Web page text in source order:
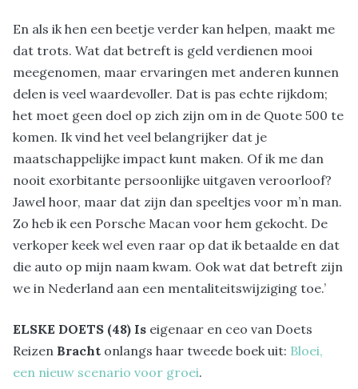
En als ik hen een beetje verder kan helpen, maakt me
dat trots. Wat dat betreft is geld verdienen mooi
meegenomen, maar ervaringen met anderen kunnen
delen is veel waardevoller. Dat is pas echte rijkdom;
het moet geen doel op zich zijn om in de Quote 500 te
komen. Ik vind het veel belangrijker dat je
maatschappelijke impact kunt maken. Of ik me dan
nooit exorbitante persoonlijke uitgaven veroorloof?
Jawel hoor, maar dat zijn dan speeltjes voor m’n man.
Zo heb ik een Porsche Macan voor hem gekocht. De
verkoper keek wel even raar op dat ik betaalde en dat
die auto op mijn naam kwam. Ook wat dat betreft zijn
we in Nederland aan een mentaliteitswijziging toe.’
ELSKE DOETS (48) Is eigenaar en ceo van Doets
Reizen Bracht onlangs haar tweede boek uit: Bloei,
een nieuw scenario voor groei.